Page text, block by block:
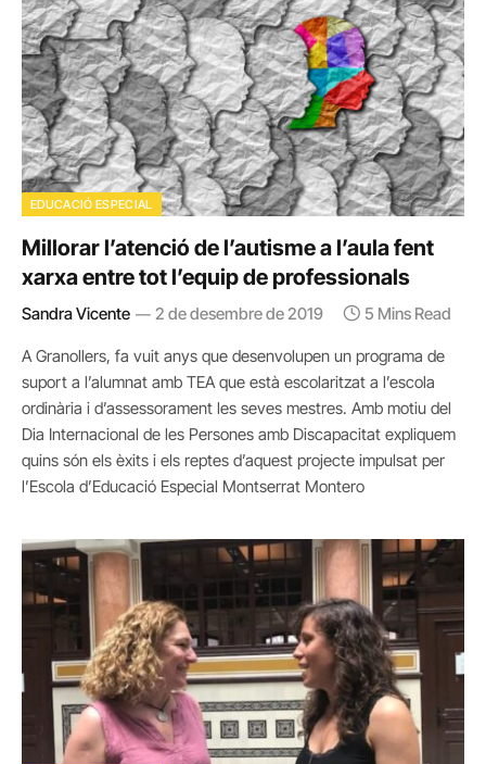
EDUCACIÓ ESPECIAL
Millorar l’atenció de l’autisme a l’aula fent
xarxa entre tot l’equip de professionals
Sandra Vicente 2 de desembre de 2019 5 Mins Read
A Granollers, fa vuit anys que desenvolupen un programa de
suport a l’alumnat amb TEA que està escolaritzat a l’escola
ordinària i d’assessorament les seves mestres. Amb motiu del
Dia Internacional de les Persones amb Discapacitat expliquem
quins són els èxits i els reptes d’aquest projecte impulsat per
l’Escola d’Educació Especial Montserrat Montero